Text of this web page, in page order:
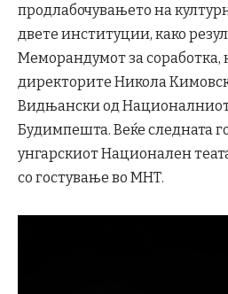
продлабочувањето на
двете институции, како
Меморандумот за соработка,
директорите Никола
Видњански од Националниот
Будимпешта. Веќе следната
унгарскиот Национален
со гостување во МНТ.